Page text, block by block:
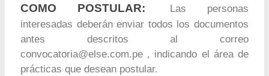
COMO POSTULAR:
Las personas
interesadas deberán enviar todos los documentos
antes descritos al correo
convocatoria@else.com.pe , indicando el área de
prácticas que desean postular.